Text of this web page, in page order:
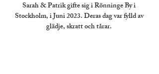
Sarah & Patrik gifte sig i Rönninge By i
Stockholm, i Juni 2023. Deras dag var fylld av
glädje, skratt och tårar.